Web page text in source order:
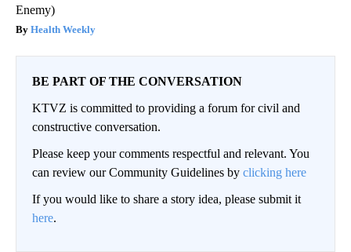
Enemy)
Health Weekly
BE PART OF THE CONVERSATION
KTVZ is committed to providing a forum for civil and
constructive conversation.
Please keep your comments respectful and relevant. You
can review our Community Guidelines by clicking here
If you would like to share a story idea, please submit it
here.